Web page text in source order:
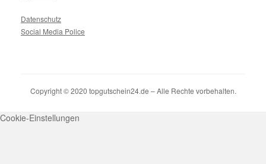
Datenschutz
Social Media Police
Copyright © 2020 topgutschein24.de – Alle Rechte vorbehalten.
Cookie-Einstellungen